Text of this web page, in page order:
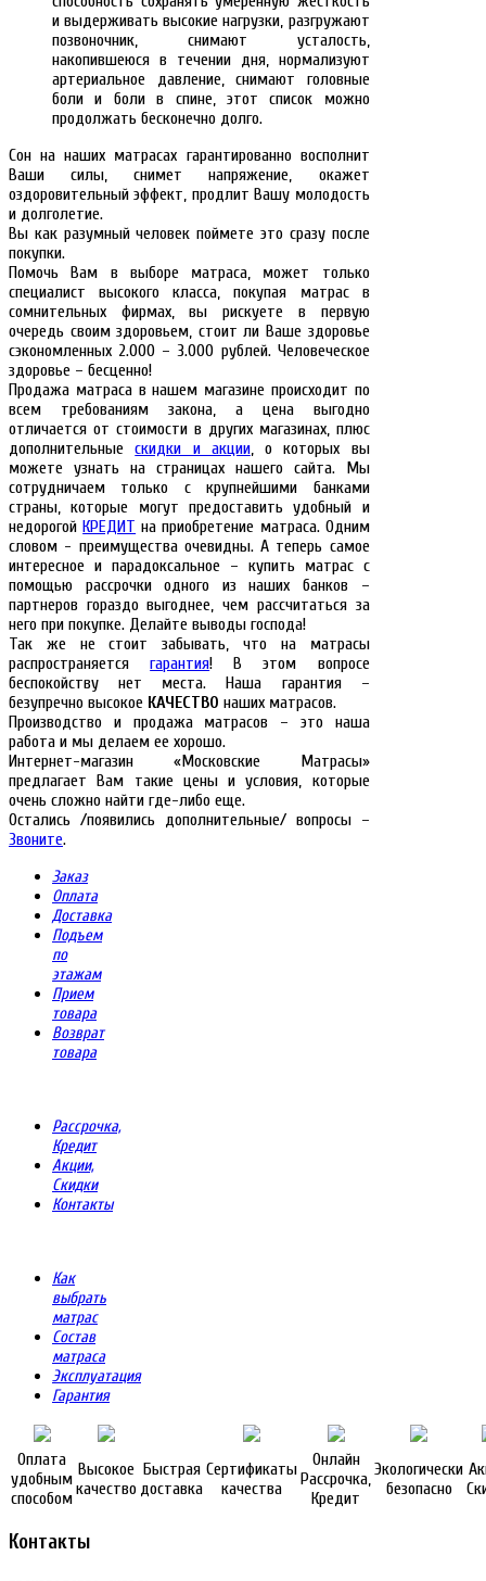
и выдерживать высокие нагрузки, разгружают
позвоночник, снимают усталость,
накопившеюся в течении дня, нормализуют
артериальное давление, снимают головные
боли и боли в спине, этот список можно
продолжать бесконечно долго.
Сон на наших матрасах гарантированно восполнит
Ваши силы, снимет напряжение, окажет
оздоровительный эффект, продлит Вашу молодость
и долголетие.
Вы как разумный человек поймете это сразу после
покупки.
Помочь Вам в выборе матраса, может только
специалист высокого класса, покупая матрас в
сомнительных фирмах, вы рискуете в первую
очередь своим здоровьем, стоит ли Ваше здоровье
сэкономленных 2.000 – 3.000 рублей. Человеческое
здоровье – бесценно!
Продажа матраса в нашем магазине происходит по
всем требованиям закона, а цена выгодно
отличается от стоимости в других магазинах, плюс
дополнительныескидки и акции, о которых вы
можете узнать на страницах нашего сайта. Мы
сотрудничаем только с крупнейшими банками
страны, которые могут предоставить удобный и
недорогойКРЕДИТ на приобретение матраса. Одним
словом - преимущества очевидны. А теперь самое
интересное и парадоксальное – купить матрас с
помощью рассрочки одного из наших банков –
партнеров гораздо выгоднее, чем рассчитаться за
него при покупке. Делайте выводы господа!
Так же не стоит забывать, что на матрасы
распространяетсягарантия! В этом вопросе
беспокойству нет места. Наша гарантия –
безупречно высокое КАЧЕСТВО наших матрасов.
Производство и продажа матрасов – это наша
работа и мы делаем ее хорошо.
Интернет-магазин «Московские Матрасы»
предлагает Вам такие цены и условия, которые
очень сложно найти где-либо еще.
Остались /появились дополнительные/ вопросы –
Звоните.
Заказ
Оплата
Доставка
Подъем
по
этажам
Прием
товара
Возврат
товара
Рассрочка,
Кредит
Акции,
Скидки
Контакты
Как
выбрать
матрас
Состав
матраса
Эксплуатация
Гарантия
Оплата
удобным
способом
Высокое
качество
Быстрая
доставка
Сертификаты
качества
Онлайн
Рассрочка,
Кредит
Экологически
безопасно
Контакты